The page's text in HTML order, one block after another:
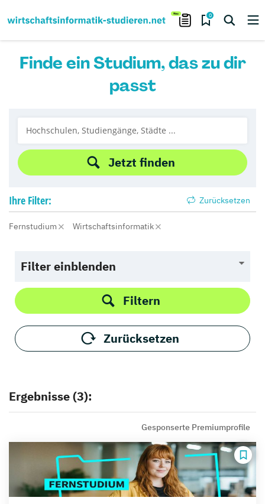
0
Finde ein Studium, das zu dir
passt
Jetzt finden
Ihre Filter: Zurücksetzen
Fernstudium Wirtschaftsinformatik
Filter einblenden
Filtern
Zurücksetzen
Ergebnisse (3):
Gesponserte Premiumprofile